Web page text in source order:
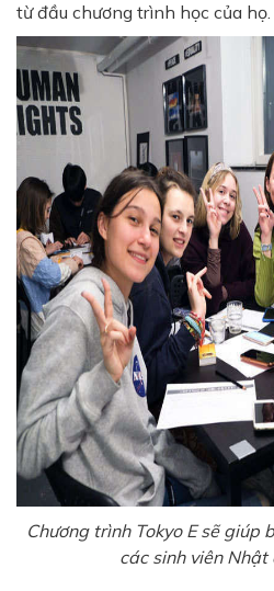
từ đầu chương trình học của họ.
Chương trình Tokyo E sẽ giúp
các sinh viên Nhật